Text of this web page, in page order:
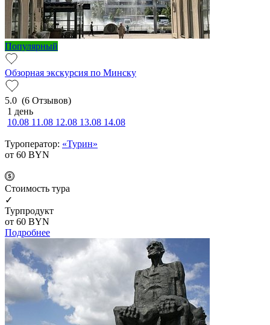
Популярный
Обзорная экскурсия по Минску
5.0 (6 Отзывов)
1 день
10.08 11.08 12.08 13.08 14.08
Туроператор: «Турин»
от 60 BYN
Cтоимость тура
✓
Турпродукт
от 60 BYN
Подробнее